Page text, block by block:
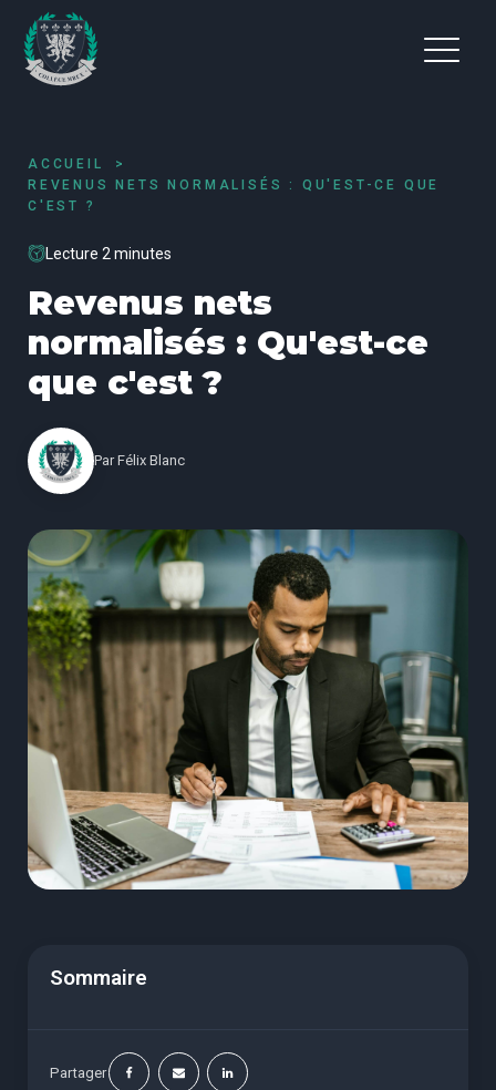
ACCUEIL
REVENUS NETS NORMALISÉS : QU'EST-CE QUE
C'EST ?
Lecture 2 minutes
Revenus nets
normalisés : Qu'est-ce
que c'est ?
Par Félix Blanc
Sommaire
Partager